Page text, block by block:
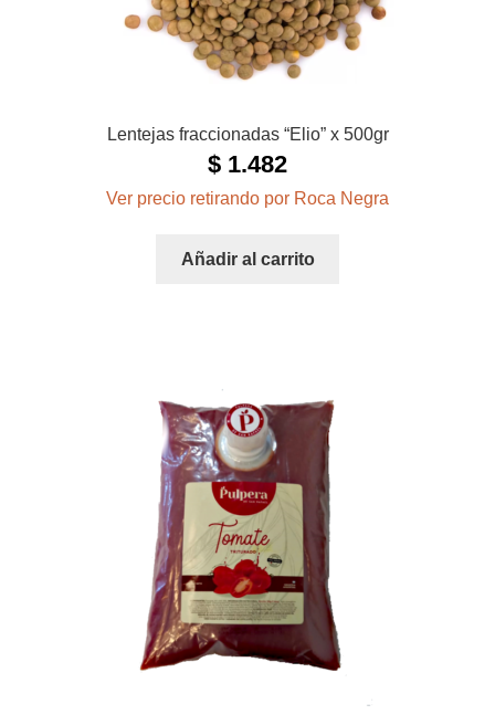
Lentejas fraccionadas “Elio” x 500gr
$ 1.482
Ver precio retirando por Roca Negra
Añadir al carrito